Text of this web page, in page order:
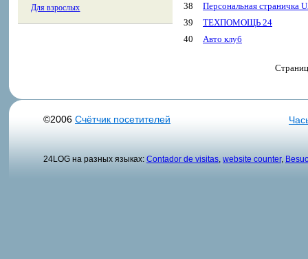
Для взрослых
38
Персональная страничка
39
ТЕХПОМОЩЬ 24
40
Авто клуб
©2006 Счётчик посетителей
24LOG на разных языках: Contador de visitas website counter,